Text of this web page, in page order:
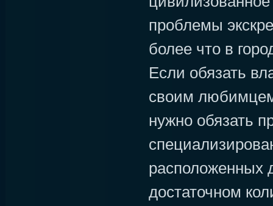
проблемы
более что в
Если обязать
своим
нужно обязать
расположенных
достаточном